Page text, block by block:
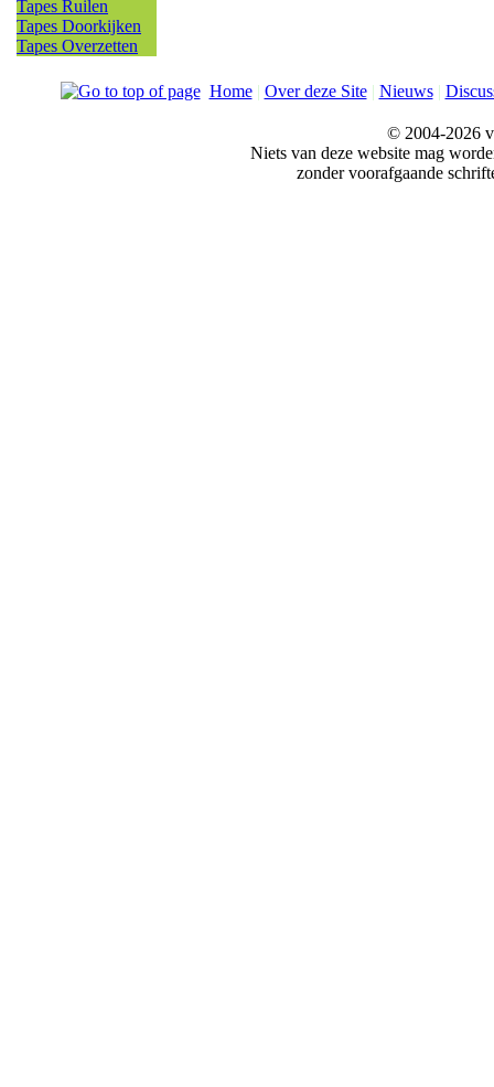
Tapes Ruilen
Tapes Doorkijken
Tapes Overzetten
Home| Over deze Site| Nieuws|
© 2004-2026
Niets van deze website mag
zonder voorafgaande